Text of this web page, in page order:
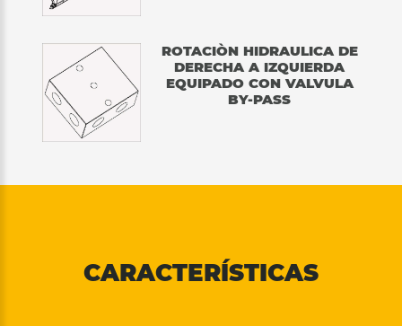
ROTACIÒN HIDRAULICA DE
DERECHA A IZQUIERDA
EQUIPADO CON VALVULA
BY-PASS
CARACTERÍSTICAS